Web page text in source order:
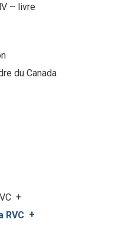
– livre
du Canada
RVC